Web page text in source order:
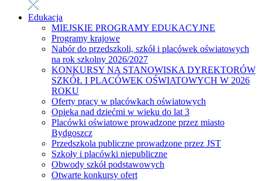
Edukacja
MIEJSKIE PROGRAMY EDUKACYJNE
Programy krajowe
Nabór do przedszkoli, szkół i placówek oświatowych
na rok szkolny 2026/2027
KONKURSY NA STANOWISKA DYREKTORÓW
SZKÓŁ I PLACÓWEK OŚWIATOWYCH W 2026
ROKU
Oferty pracy w placówkach oświatowych
Opieka nad dziećmi w wieku do lat 3
Placówki oświatowe prowadzone przez miasto
Bydgoszcz
Przedszkola publiczne prowadzone przez JST
Szkoły i placówki niepubliczne
Obwody szkół podstawowych
Otwarte konkursy ofert